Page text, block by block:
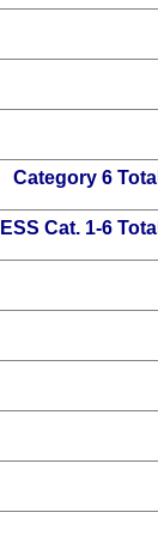
Category 6 Total
Cat. 1-6 Total